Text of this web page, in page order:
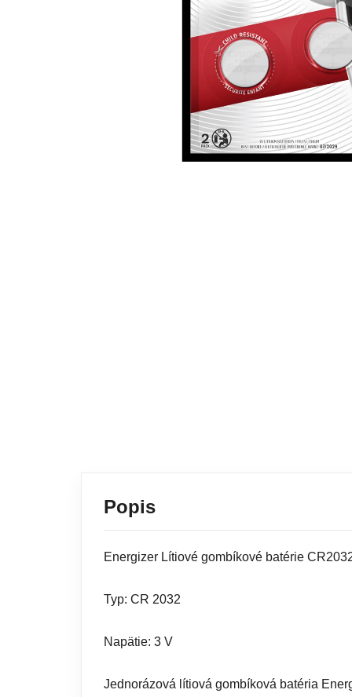
Popis
Energizer Lítiové gombíkové batérie
Typ: CR 2032
Napätie: 3 V
Jednorázová lítiová gombíková batéria